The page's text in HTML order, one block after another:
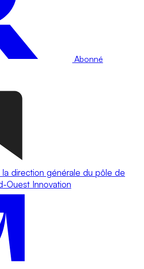
Abonné
direction générale du pôle de
Ouest Innovation